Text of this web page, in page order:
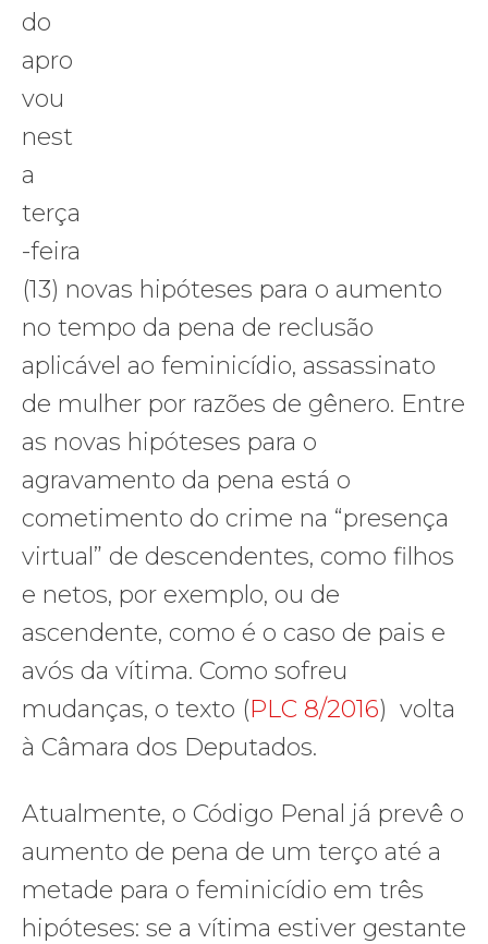
do
apro
vou
nest
a
terça
-feira
(13) novas hipóteses para o aumento
no tempo da pena de reclusão
aplicável ao feminicídio, assassinato
de mulher por razões de gênero. Entre
as novas hipóteses para o
agravamento da pena está o
cometimento do crime na “presença
virtual” de descendentes, como filhos
e netos, por exemplo, ou de
ascendente, como é o caso de pais e
avós da vítima. Como sofreu
mudanças, o texto (PLC 8/2016) volta
à Câmara dos Deputados.
Atualmente, o Código Penal já prevê o
aumento de pena de um terço até a
metade para o feminicídio em três
hipóteses: se a vítima estiver gestante